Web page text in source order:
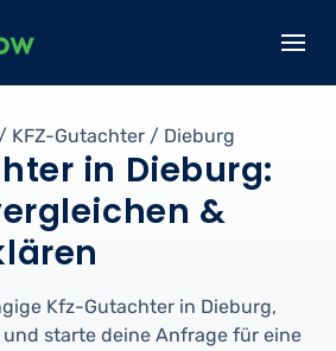
/ KFZ-Gutachter / Dieburg
in Dieburg:
&
Kfz-Gutachter in Dieburg,
starte deine Anfrage für eine